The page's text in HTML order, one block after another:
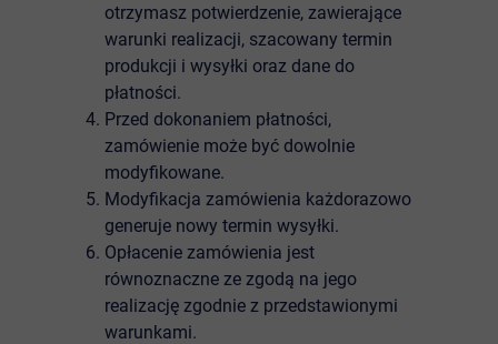
otrzymasz potwierdzenie, zawierające
warunki realizacji, szacowany termin
produkcji i wysyłki oraz dane do
płatności.
Przed dokonaniem płatności,
zamówienie może być dowolnie
modyfikowane.
Modyfikacja zamówienia każdorazowo
generuje nowy termin wysyłki.
Opłacenie zamówienia jest
równoznaczne ze zgodą na jego
realizację zgodnie z przedstawionymi
warunkami.